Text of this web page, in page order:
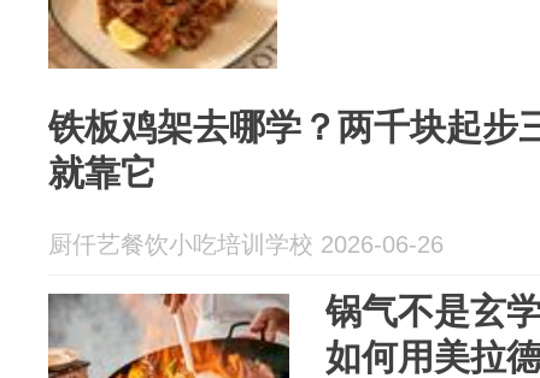
铁板鸡架去哪学？两千块起步
就靠它
厨仟艺餐饮小吃培训学校 2026-06-26
锅气不是玄
如何用美拉